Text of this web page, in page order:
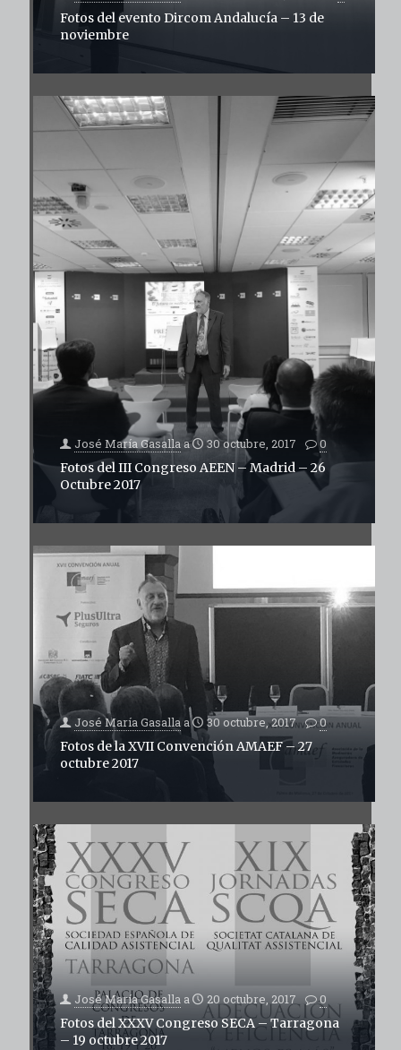
Fotos del evento Dircom Andalucía – 13 de
noviembre
José María Gasallaa 30 octubre, 2017
0
Fotos del III Congreso AEEN – Madrid – 26
Octubre 2017
José María Gasallaa 30 octubre, 2017
0
Fotos de la XVII Convención AMAEF – 27
octubre 2017
José María Gasalla a 20 octubre, 2017
0
Fotos del XXXV Congreso SECA – Tarragona
– 19 octubre 2017